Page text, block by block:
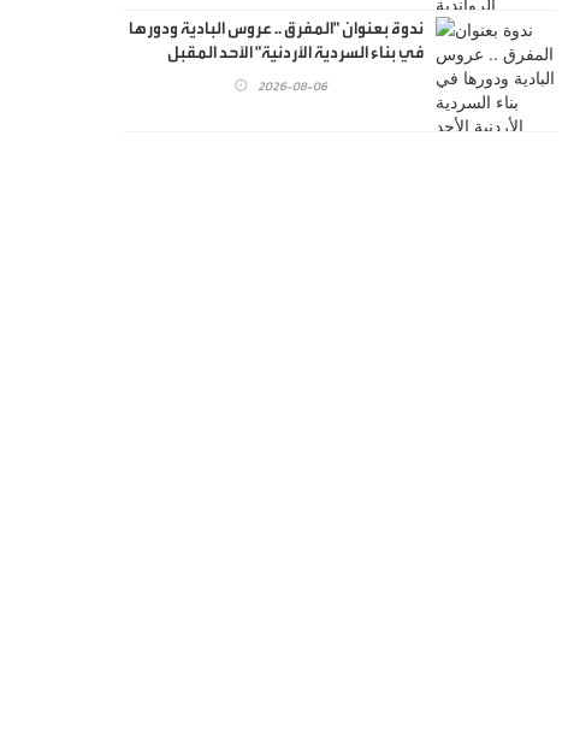
ندوة بعنوان "المفرق .. عروس البادية ودورها
في بناء السردية الأردنية" الأحد المقبل
2026-08-06